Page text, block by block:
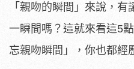
「親吻的瞬間」來說，
一瞬間嗎？這就來看這5
忘親吻瞬間」，你也都經